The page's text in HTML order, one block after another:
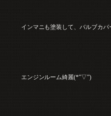
インマニも塗装して、バルブカバ
エンジンルーム綺麗(*”▽”)